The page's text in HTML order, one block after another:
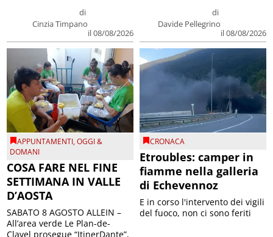
di
Cinzia Timpano
il 08/08/2026
di
Davide Pellegrino
il 08/08/2026
APPUNTAMENTI,OGGI &
DOMANI
COSA FARE NEL FINE
SETTIMANA IN VALLE
D’AOSTA
SABATO 8 AGOSTO ALLEIN –
All’area verde Le Plan-de-
Clavel prosegue “ItinerDante”,
CRONACA
Etroubles: camper in
fiamme nella galleria
di Echevennoz
E in corso l'intervento dei vigili
del fuoco, non ci sono feriti